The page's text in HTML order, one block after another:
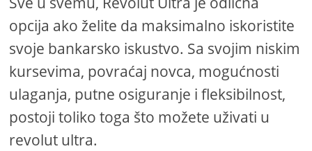
opcija ako želite da maksimalno iskoristite
svoje bankarsko iskustvo. Sa svojim niskim
kursevima, povraćaj novca, mogućnosti
ulaganja, putne osiguranje i fleksibilnost,
postoji toliko toga što možete uživati ​​u
revolut ultra.